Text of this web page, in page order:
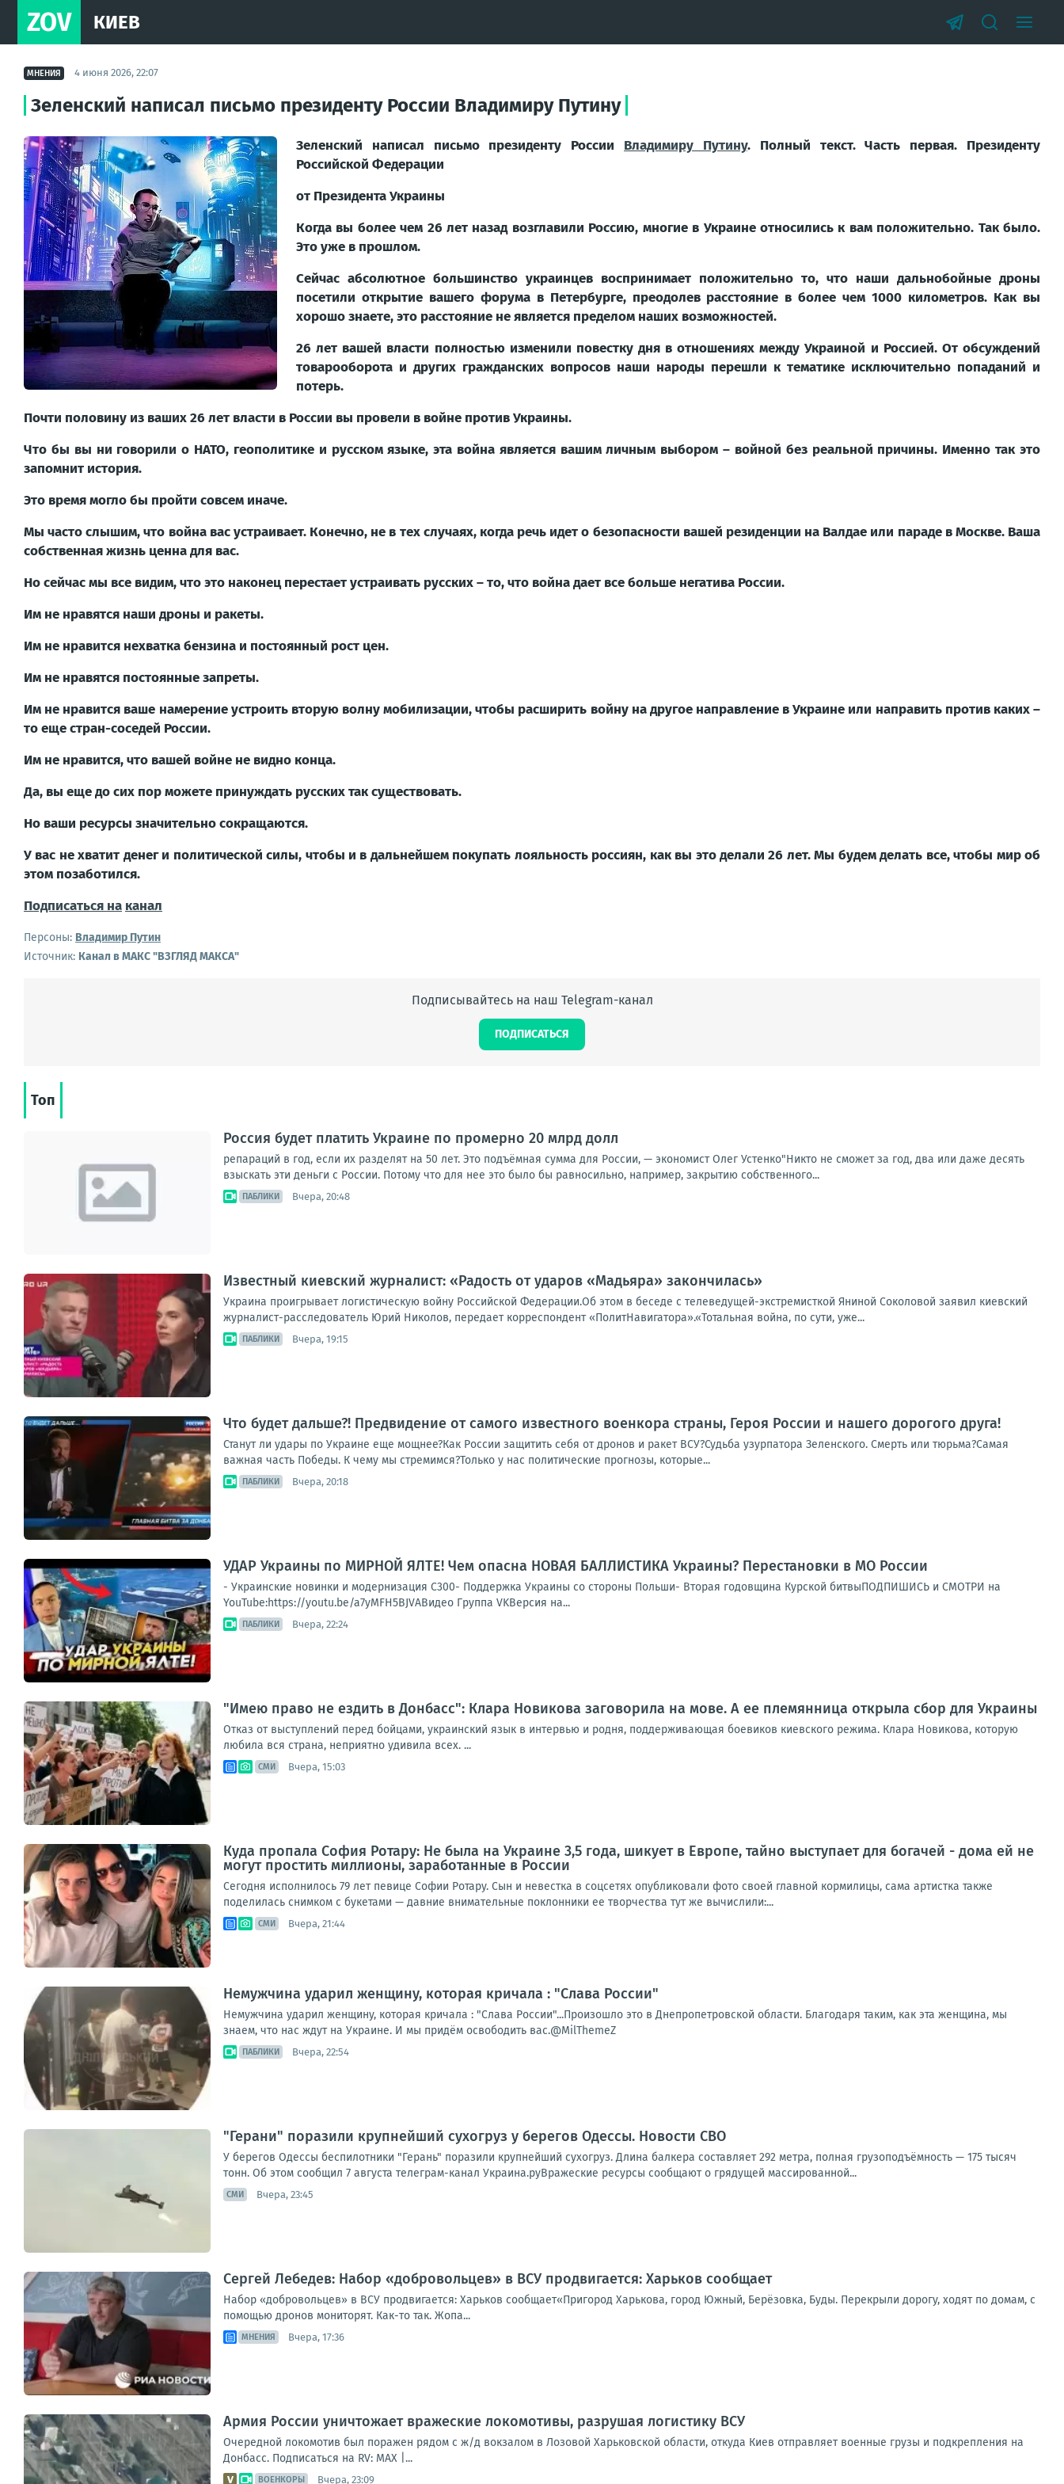
ZOV КИЕВ
МНЕНИЯ 4 июня 2026, 22:07
Зеленский написал письмо президенту России Владимиру Путину
Зеленский написал письмо президенту России Владимиру Путину. Полный текст. Часть первая. Президенту
Российской Федерации
от Президента Украины
Когда вы более чем 26 лет назад возглавили Россию, многие в Украине относились к вам положительно. Так было.
Это уже в прошлом.
Сейчас абсолютное большинство украинцев воспринимает положительно то, что наши дальнобойные дроны
посетили открытие вашего форума в Петербурге, преодолев расстояние в более чем 1000 километров. Как вы
хорошо знаете, это расстояние не является пределом наших возможностей.
26 лет вашей власти полностью изменили повестку дня в отношениях между Украиной и Россией. От обсуждений
товарооборота и других гражданских вопросов наши народы перешли к тематике исключительно попаданий и
потерь.
Почти половину из ваших 26 лет власти в России вы провели в войне против Украины.
Что бы вы ни говорили о НАТО, геополитике и русском языке, эта война является вашим личным выбором – войной без реальной причины. Именно так это
запомнит история.
Это время могло бы пройти совсем иначе.
Мы часто слышим, что война вас устраивает. Конечно, не в тех случаях, когда речь идет о безопасности вашей резиденции на Валдае или параде в Москве. Ваша
собственная жизнь ценна для вас.
Но сейчас мы все видим, что это наконец перестает устраивать русских – то, что война дает все больше негатива России.
Им не нравятся наши дроны и ракеты.
Им не нравится нехватка бензина и постоянный рост цен.
Им не нравятся постоянные запреты.
Им не нравится ваше намерение устроить вторую волну мобилизации, чтобы расширить войну на другое направление в Украине или направить против каких –
то еще стран-соседей России.
Им не нравится, что вашей войне не видно конца.
Да, вы еще до сих пор можете принуждать русских так существовать.
Но ваши ресурсы значительно сокращаются.
У вас не хватит денег и политической силы, чтобы и в дальнейшем покупать лояльность россиян, как вы это делали 26 лет. Мы будем делать все, чтобы мир об
этом позаботился.
Подписаться на канал
Персоны: Владимир Путин
Источник: Канал в МАКС "ВЗГЛЯД МАКСА"
Подписывайтесь на наш Telegram-канал
ПОДПИСАТЬСЯ
Топ
Россия будет платить Украине по промерно 20 млрд долл
репараций в год, если их разделят на 50 лет. Это подъёмная сумма для России, — экономист Олег Устенко"Никто не сможет за год, два или даже десять
взыскать эти деньги с России. Потому что для нее это было бы равносильно, например, закрытию собственного...
ПАБЛИКИ Вчера, 20:48
Известный киевский журналист: «Радость от ударов «Мадьяра» закончилась»
Украина проигрывает логистическую войну Российской Федерации.Об этом в беседе с телеведущей-экстремисткой Яниной Соколовой заявил киевский
журналист-расследователь Юрий Николов, передает корреспондент «ПолитНавигатора».«Тотальная война, по сути, уже...
ПАБЛИКИ Вчера, 19:15
Что будет дальше?! Предвидение от самого известного военкора страны, Героя России и нашего дорогого друга!
Станут ли удары по Украине еще мощнее?Как России защитить себя от дронов и ракет ВСУ?Судьба узурпатора Зеленского. Смерть или тюрьма?Самая
важная часть Победы. К чему мы стремимся?Только у нас политические прогнозы, которые...
ПАБЛИКИ Вчера, 20:18
УДАР Украины по МИРНОЙ ЯЛТЕ! Чем опасна НОВАЯ БАЛЛИСТИКА Украины? Перестановки в МО России
- Украинские новинки и модернизация С300- Поддержка Украины со стороны Польши- Вторая годовщина Курской битвыПОДПИШИСЬ и СМОТРИ на
YouTube:https://youtu.be/a7yMFH5BJVAВидео Группа VKВерсия на...
ПАБЛИКИ Вчера, 22:24
"Имею право не ездить в Донбасс": Клара Новикова заговорила на мове. А ее племянница открыла сбор для Украины
Отказ от выступлений перед бойцами, украинский язык в интервью и родня, поддерживающая боевиков киевского режима. Клара Новикова, которую
любила вся страна, неприятно удивила всех. ...
СМИ Вчера, 15:03
Куда пропала София Ротару: Не была на Украине 3,5 года, шикует в Европе, тайно выступает для богачей - дома ей не
могут простить миллионы, заработанные в России
Сегодня исполнилось 79 лет певице Софии Ротару. Сын и невестка в соцсетях опубликовали фото своей главной кормилицы, сама артистка также
поделилась снимком с букетами — давние внимательные поклонники ее творчества тут же вычислили:...
СМИ Вчера, 21:44
Немужчина ударил женщину, которая кричала : "Слава России"
Немужчина ударил женщину, которая кричала : "Слава России"...Произошло это в Днепропетровской области. Благодаря таким, как эта женщина, мы
знаем, что нас ждут на Украине. И мы придём освободить вас.@MilThemeZ
ПАБЛИКИ Вчера, 22:54
"Герани" поразили крупнейший сухогруз у берегов Одессы. Новости СВО
У берегов Одессы беспилотники "Герань" поразили крупнейший сухогруз. Длина балкера составляет 292 метра, полная грузоподъёмность — 175 тысяч
тонн. Об этом сообщил 7 августа телеграм-канал Украина.руВражеские ресурсы сообщают о грядущей массированной...
СМИ Вчера, 23:45
Сергей Лебедев: Набор «добровольцев» в ВСУ продвигается: Харьков сообщает
Набор «добровольцев» в ВСУ продвигается: Харьков сообщает«Пригород Харькова, город Южный, Берёзовка, Буды. Перекрыли дорогу, ходят по домам, с
помощью дронов мониторят. Как-то так. Жопа...
МНЕНИЯ Вчера, 17:36
Армия России уничтожает вражеские локомотивы, разрушая логистику ВСУ
Очередной локомотив был поражен рядом с ж/д вокзалом в Лозовой Харьковской области, откуда Киев отправляет военные грузы и подкрепления на
Донбасс. Подписаться на RV: MAX |...
ВОЕНКОРЫ Вчера, 23:09